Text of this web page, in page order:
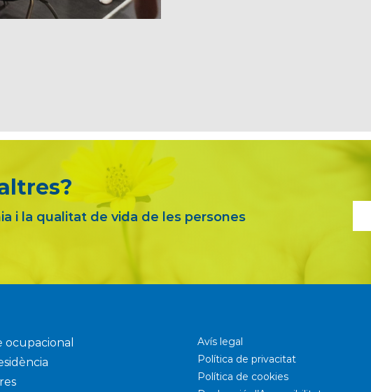
i la qualitat de vida de les persones
ocupacional
Avís legal
Política de privacitat
Política de cookies